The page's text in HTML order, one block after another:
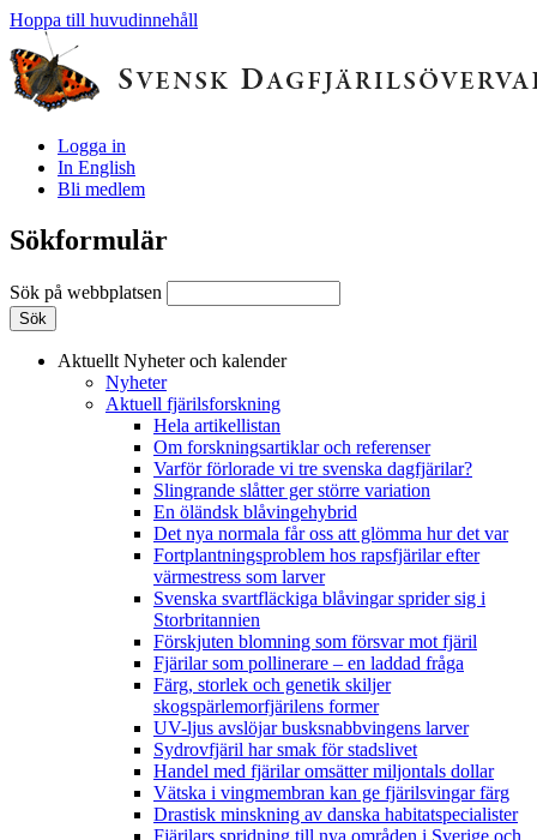
Hoppa till huvudinnehåll
Logga in
In English
Bli medlem
Sökformulär
Sök på webbplatsen
Aktuellt Nyheter och kalender
Nyheter
Aktuell fjärilsforskning
Hela artikellistan
Om forskningsartiklar och referenser
Varför förlorade vi tre svenska dagfjärilar?
Slingrande slåtter ger större variation
En öländsk blåvingehybrid
Det nya normala får oss att glömma hur det var
Fortplantningsproblem hos rapsfjärilar efter
värmestress som larver
Svenska svartfläckiga blåvingar sprider sig i
Storbritannien
Förskjuten blomning som försvar mot fjäril
Fjärilar som pollinerare – en laddad fråga
Färg, storlek och genetik skiljer
skogspärlemorfjärilens former
UV-ljus avslöjar busksnabbvingens larver
Sydrovfjäril har smak för stadslivet
Handel med fjärilar omsätter miljontals dollar
Vätska i vingmembran kan ge fjärilsvingar färg
Drastisk minskning av danska habitatspecialister
Fjärilars spridning till nya områden i Sverige och